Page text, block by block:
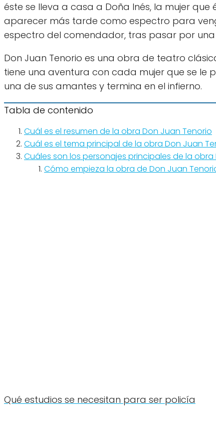
éste se lleva a casa a Doña Inés, la mujer
aparecer más tarde como espectro para
espectro del comendador, tras pasar por
Don Juan Tenorio es una obra de teatro
tiene una aventura con cada mujer que se le
una de sus amantes y termina en el infierno.
Tabla de contenido
Cuál es el resumen de la obra Don Juan Tenorio
Cuál es el tema principal de la obra Don Juan
Cuáles son los personajes principales de la
Cómo empieza la obra de Don Juan
Qué estudios se necesitan para ser policía